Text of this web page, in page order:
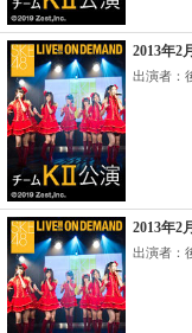
2013年2
出演者：
2013年2
出演者：